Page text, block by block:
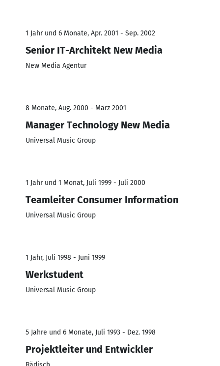
1 Jahr und 6 Monate, Apr. 2001 - Sep. 2002
Senior IT-Architekt New Media
New Media Agentur
8 Monate, Aug. 2000 - März 2001
Manager Technology New Media
Universal Music Group
1 Jahr und 1 Monat, Juli 1999 - Juli 2000
Teamleiter Consumer Information
Universal Music Group
1 Jahr, Juli 1998 - Juni 1999
Werkstudent
Universal Music Group
5 Jahre und 6 Monate, Juli 1993 - Dez. 1998
Projektleiter und Entwickler